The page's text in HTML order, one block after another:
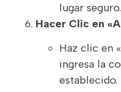
lugar seguro.
Hacer Clic en
Haz clic en
ingresa la
establecido.